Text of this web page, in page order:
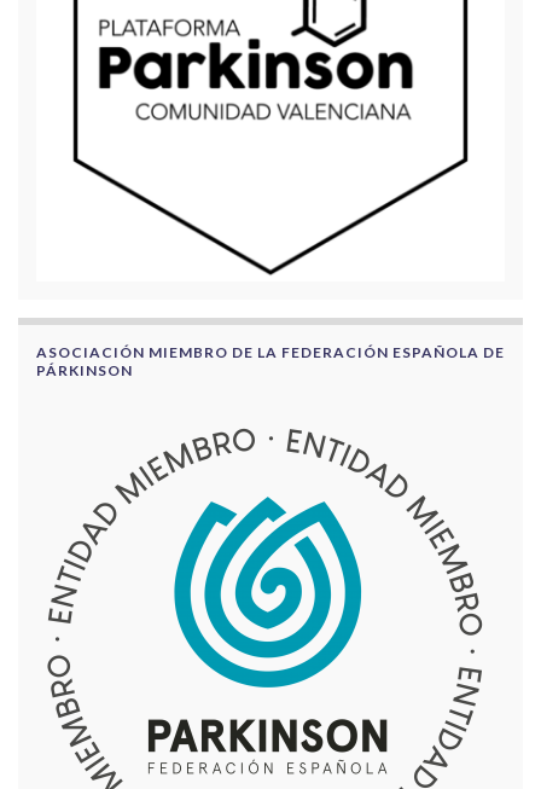
ASOCIACIÓN MIEMBRO DE LA FEDERACIÓN ESPAÑOLA DE
PÁRKINSON